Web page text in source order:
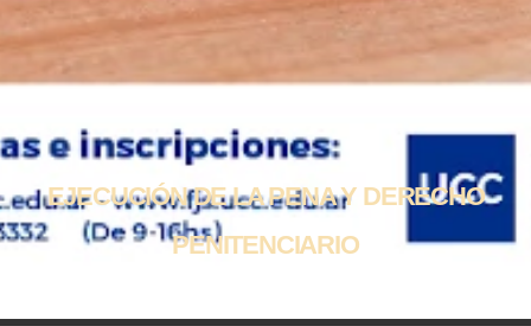
EJECUCIÓN DE LA PENA Y DERECHO
PENITENCIARIO